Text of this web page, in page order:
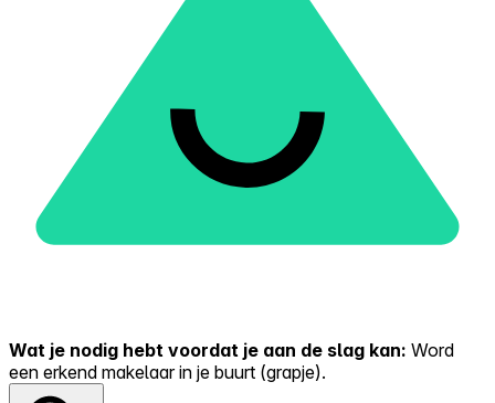
Wat je nodig hebt voordat je aan de slag kan: Word
een erkend makelaar in je buurt (grapje).